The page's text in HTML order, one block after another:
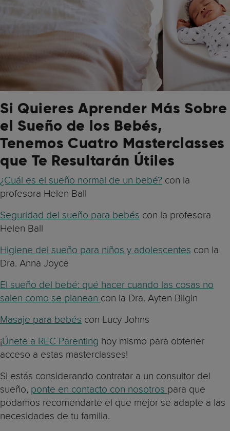
Si Quieres Aprender Más Sobre
el Sueño de los Bebés,
Tenemos Cuatro Masterclasses
que Te Resultarán Útiles
¿Cuál es el sueño normal de un bebé? con la
profesora Helen Ball
Seguridad del sueño para bebés con la profesora
Helen Ball
Higiene del sueño para niños y adolescentes con la
Dra. Anna Joyce
El sueño del bebé: qué hacer cuando las cosas no
salen como se planean con la Dra. Ayten Bilgin
Masaje para bebés con Lucy Johns
¡Únete a REC Parenting hoy mismo para obtener
acceso a estas masterclasses!
Si estás considerando contratar a un consultor del
sueño, ponte en contacto con nosotros para que
podamos recomendarte el que mejor se adapte a las
necesidades de tu familia.